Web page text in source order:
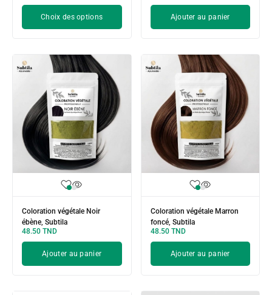
Choix des options Ajouter au panier
Coloration végétale Noir
ébène, Subtila
48.50 TND
Ajouter au panier
Coloration végétale Marron
foncé, Subtila
48.50 TND
Ajouter au panier